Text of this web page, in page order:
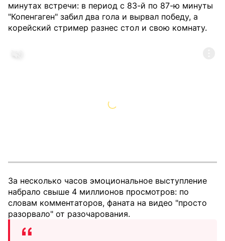
минутах встречи: в период с 83-й по 87-ю минуты
"Копенгаген" забил два гола и вырвал победу, а
корейский стример разнес стол и свою комнату.
За несколько часов эмоциональное выступление
набрало свыше 4 миллионов просмотров: по
словам комментаторов, фаната на видео "просто
разорвало" от разочарования.